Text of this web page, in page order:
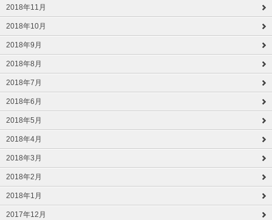
2018年11月
2018年10月
2018年9月
2018年8月
2018年7月
2018年6月
2018年5月
2018年4月
2018年3月
2018年2月
2018年1月
2017年12月